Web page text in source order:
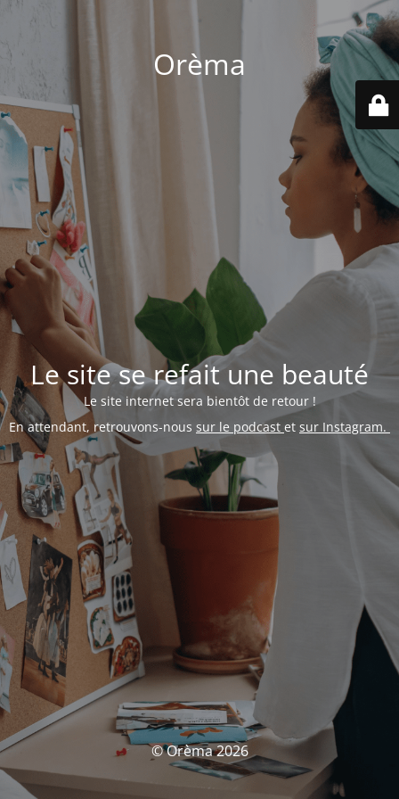
Orèma
Le site se refait une beauté
Le site internet sera bientôt de retour !
En attendant, retrouvons-nous sur le podcast et sur Instagram.
© Orèma 2026